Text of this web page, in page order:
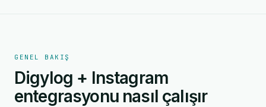
GENEL BAKIŞ
Digylog + Instagram
entegrasyonu nasıl çalışır